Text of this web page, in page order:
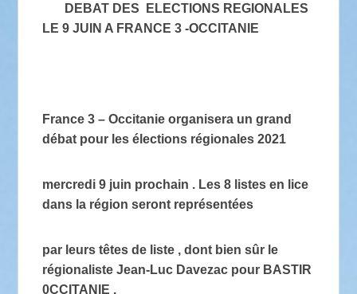
DEBAT DES ELECTIONS REGIONALES
LE 9 JUIN A FRANCE 3 -OCCITANIE
France 3 – Occitanie organisera un grand
débat pour les élections régionales 2021
mercredi 9 juin prochain . Les 8 listes en lice
dans la région seront représentées
par leurs têtes de liste , dont bien sûr le
régionaliste Jean-Luc Davezac pour BASTIR
0CCITANIE .